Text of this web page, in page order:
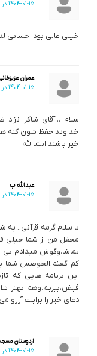
1404-01-15 در 04:34
خیلی عالی بود، حسابی
عمران
1404-01-15 در 03:37
سلام ،،،آقای شاکر
خداوند حفظ شون کنه
خیر باشند انشاالله
عبدالله ب
1404-01-15 در 03:28
با سلام گرمه قرآنی.. به
محفل من از شما خیلی
تماشا،وگوش میدادم
کم گفتم.الخوصس شما
این برنامه هایی که
فیض،ببریم.وهم بهتر
دعای خیر را برایت آرزو
ازدوستان
1404-01-15 در 02:52